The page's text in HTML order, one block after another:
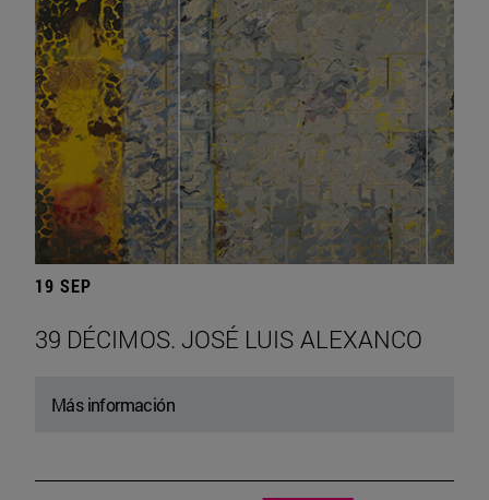
19 SEP
39 DÉCIMOS. JOSÉ LUIS ALEXANCO
Más información